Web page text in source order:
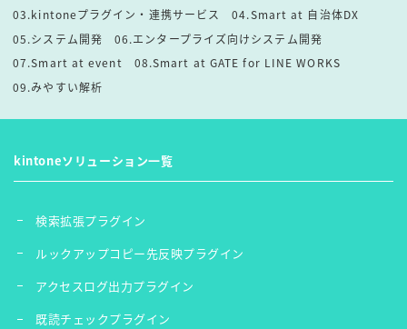
03.kintoneプラグイン・連携サービス
04.Smart at 自治体DX
05.システム開発
06.エンタープライズ向けシステム開発
07.Smart at event
08.Smart at GATE for LINE WORKS
09.みやすい解析
kintoneソリューション一覧
検索拡張プラグイン
ルックアップコピー先反映プラグイン
アクセスログ出力プラグイン
既読チェックプラグイン